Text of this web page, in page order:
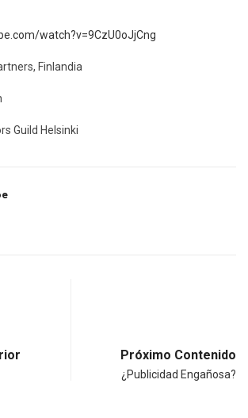
watch?v=9CzU0oJjCng
Finlandia
Guild Helsinki
Próximo Contenido
¿Publicidad Engañosa?